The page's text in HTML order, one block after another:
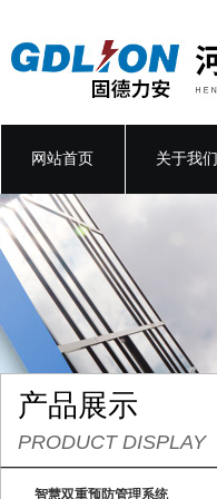
网站首页 关于我们
产品展示
PRODUCT DISPLAY
智慧双重预防管理系统